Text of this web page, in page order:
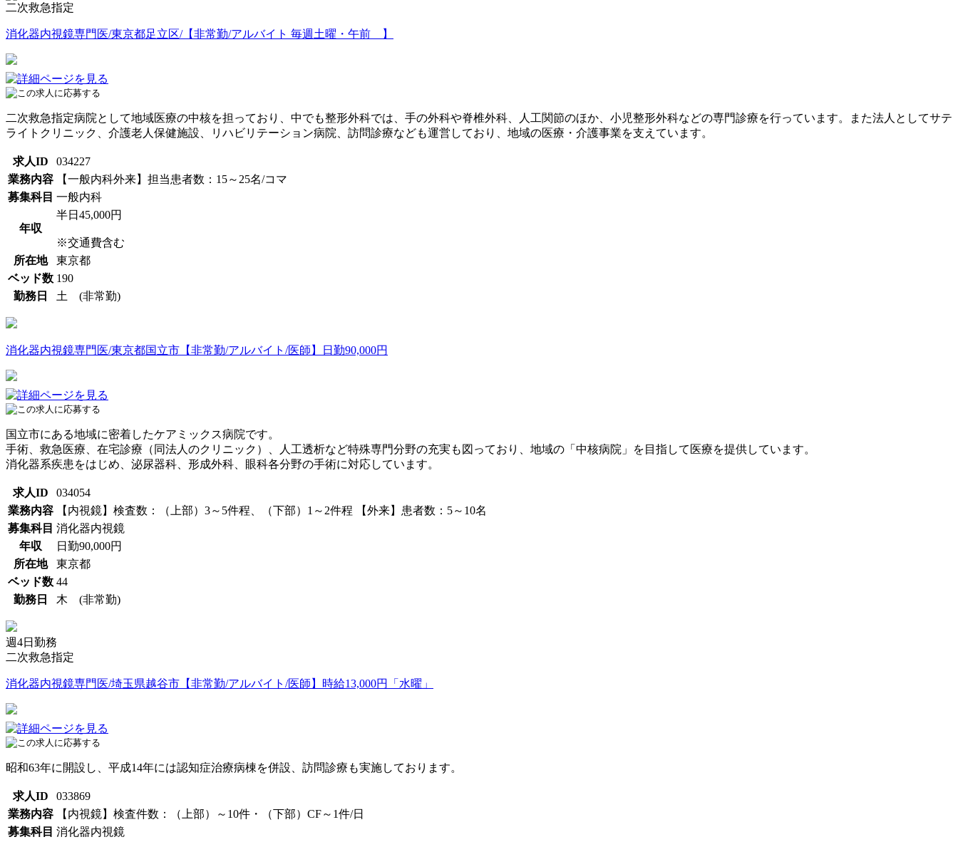
二次救急指定
消化器内視鏡専門医/東京都足立区/【非常勤/アルバイト 毎週土曜・午前 】
二次救急指定病院として地域医療の中核を担っており、中でも整形外科では、手の外科や脊椎外科、人工関節のほか、小児整形外科などの専門診療を行っています。また法人としてサテ
ライトクリニック、介護老人保健施設、リハビリテーション病院、訪問診療なども運営しており、地域の医療・介護事業を支えています。
求人ID
034227
業務内容
【一般内科外来】担当患者数：15～25名/コマ
募集科目 一般内科
年収
半日45,000円
※交通費含む
所在地
東京都
ベッド数 190
勤務日
土 (非常勤)
消化器内視鏡専門医/東京都国立市【非常勤/アルバイト/医師】日勤90,000円
国立市にある地域に密着したケアミックス病院です。
手術、救急医療、在宅診療（同法人のクリニック）、人工透析など特殊専門分野の充実も図っており、地域の「中核病院」を目指して医療を提供しています。
消化器系疾患をはじめ、泌尿器科、形成外科、眼科各分野の手術に対応しています。
求人ID
034054
業務内容
【内視鏡】検査数：（上部）3～5件程、（下部）1～2件程 【外来】患者数：5～10名
募集科目 消化器内視鏡
年収
日勤90,000円
所在地
東京都
ベッド数 44
勤務日
木 (非常勤)
週4日勤務
二次救急指定
消化器内視鏡専門医/埼玉県越谷市【非常勤/アルバイト/医師】時給13,000円「水曜」
昭和63年に開設し、平成14年には認知症治療病棟を併設、訪問診療も実施しております。
求人ID
033869
業務内容
【内視鏡】検査件数：（上部）～10件・（下部）CF～1件/日
募集科目 消化器内視鏡